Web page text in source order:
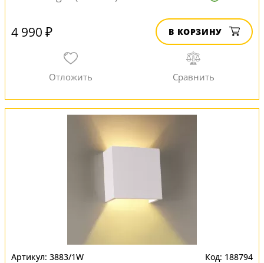
4 990 ₽ В КОРЗИНУ
3883/1W 188794